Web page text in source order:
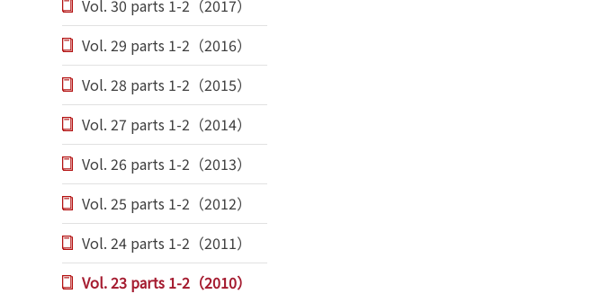
Vol. 30 parts 1-2（2017）
Vol. 29 parts 1-2（2016）
Vol. 28 parts 1-2（2015）
Vol. 27 parts 1-2（2014）
Vol. 26 parts 1-2（2013）
Vol. 25 parts 1-2（2012）
Vol. 24 parts 1-2（2011）
Vol. 23 parts 1-2（2010）